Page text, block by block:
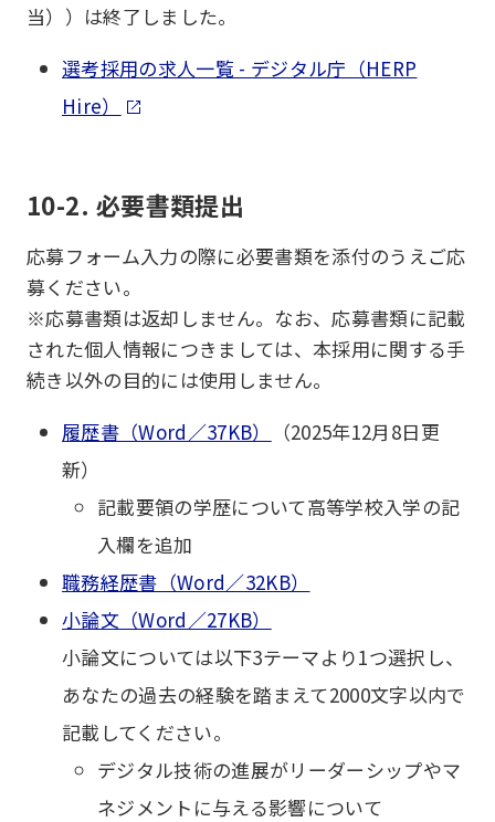
当））は終了しました。
選考採用の求人一覧 - デジタル庁（HERP
Hire）
10-2. 必要書類提出
応募フォーム入力の際に必要書類を添付のうえご応
募ください。
※応募書類は返却しません。なお、応募書類に記載
された個人情報につきましては、本採用に関する手
続き以外の目的には使用しません。
履歴書（Word／37KB）
（2025年12月8日更
新）
記載要領の学歴について高等学校入学の記
入欄を追加
職務経歴書（Word／32KB）
小論文（Word／27KB）
小論文については以下3テーマより1つ選択し、
あなたの過去の経験を踏まえて2000文字以内で
記載してください。
デジタル技術の進展がリーダーシップやマ
ネジメントに与える影響について